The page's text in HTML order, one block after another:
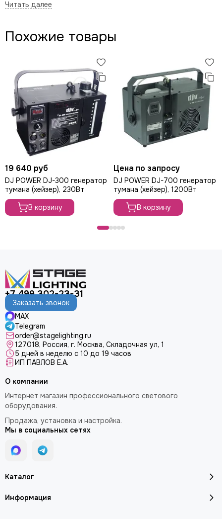
Входное напряжение и скорость: AC 110 В-240 В, 50/60
Гц
Тип ограничителя тока: выключатель
Технические характеристики ограничителя тока: 8 А, 250
В
Общая потребляемая мощность: 715 Вт
Входной разъем питания: блокируемый PowerCon
Время разогрева : ~ 8 мин
Тип нагревателя: Алюминиевый блок нагревателя
Емкость резервуара для жидкости: 3 л
Регулируемый объем: есть
Уровень регулировки громкости / диапазон: 1-100%
Максимальный выходной объем: ~ 24 000 куб. метров
Макс. Выходное расстояние: ~ 10 м
Расход жидкости при полном объеме: ~ 4,7 ч / л
Максимальная длительность при полном объеме:
Электронный терморегулятор: нет
Регулируемый выход: есть
Регулируемая скорость вентилятора: есть
Защита от жидкостей: есть
Функция RDM: есть
Ручное управление на устройстве: ЖК-панель управления
Беспроводное управление: нет
Проводное управление: нет
Разъемы данных: 3- и 5-контактный XLR
Управление RDM: есть
Аксессуары:
Беспроводной контроллер: нет
Похожие товары
19 640 руб
DJ POWER DJ-300 генератор
тумана (хейзер), 230Вт
В корзину
Цена по запросу
DJ POWER DJ-700 генератор
тумана (хейзер), 1200Вт
В корзину
+7 499 302-23-31
Заказать звонок
MAX
Telegram
order@stagelighting.ru
127018, Россия, г. Москва, Складочная ул, 1
5 дней в неделю с 10 до 19 часов
ИП ПАВЛОВ Е.А.
Каталог
Информация
О компании
Интернет магазин профессионального светового
оборудования.
Продажа, установка и настройка.
Мы в социальных сетях